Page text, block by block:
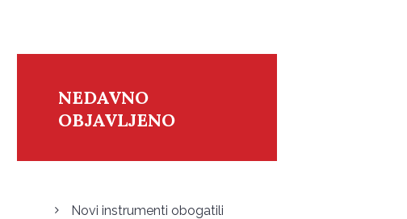
NEDAVNO
OBJAVLJENO
Novi instrumenti obogatili